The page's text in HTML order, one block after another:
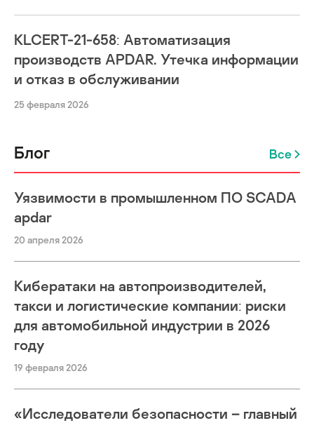
KLCERT-21-658: Автоматизация
производств APDAR. Утечка информации
и отказ в обслуживании
25 февраля 2026
Блог Все
Уязвимости в промышленном ПО SCADA
apdar
20 апреля 2026
Кибератаки на автопроизводителей,
такси и логистические компании: риски
для автомобильной индустрии в 2026
году
19 февраля 2026
«Исследователи безопасности – главный